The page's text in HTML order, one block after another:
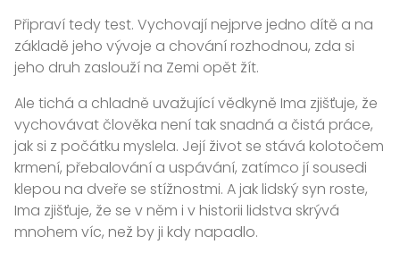
Připraví tedy test. Vychovají nejprve jedno dítě a na
základě jeho vývoje a chování rozhodnou, zda si
jeho druh zaslouží na Zemi opět žít.
Ale tichá a chladně uvažující vědkyně Ima zjišťuje, že
vychovávat člověka není tak snadná a čistá práce,
jak si z počátku myslela. Její život se stává kolotočem
krmení, přebalování a uspávání, zatímco jí sousedi
klepou na dveře se stížnostmi. A jak lidský syn roste,
Ima zjišťuje, že se v něm i v historii lidstva skrývá
mnohem víc, než by ji kdy napadlo.